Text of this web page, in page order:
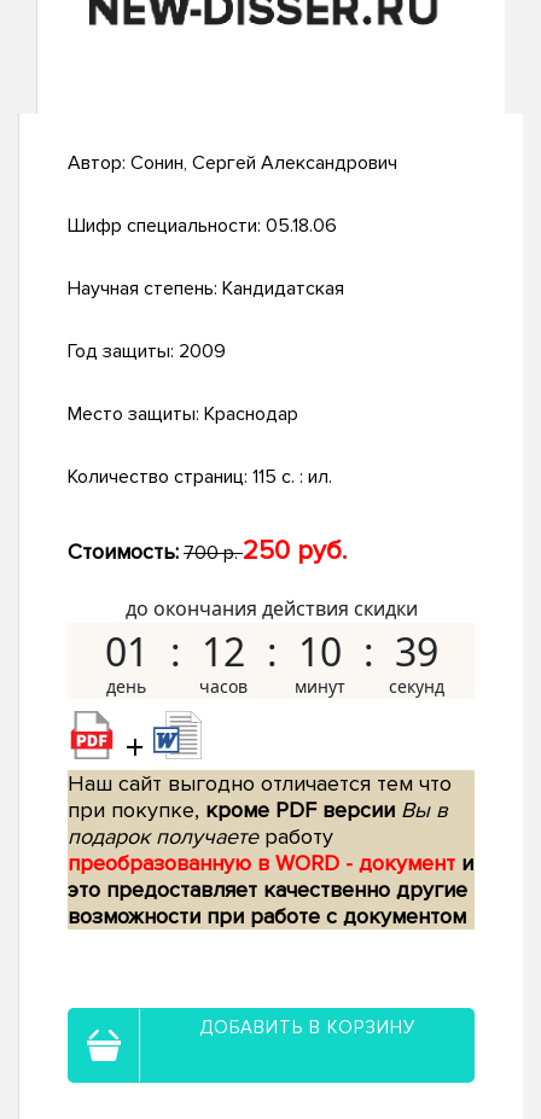
Автор: Сонин, Сергей Александрович
Шифр специальности: 05.18.06
Научная степень: Кандидатская
Год защиты: 2009
Место защиты: Краснодар
Количество страниц: 115 с. : ил.
Стоимость: 700 р.250 руб.
до окончания действия скидки
01 12 10 38
+
Наш сайт выгодно отличается тем что
при покупке, кроме PDF версии Вы в
подарок получаетеработу
преобразованную в WORD - документ и
это предоставляет качественно другие
возможности при работе с документом
ДОБАВИТЬ В КОРЗИНУ